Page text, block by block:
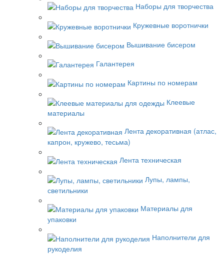
Наборы для творчества
Кружевные воротнички
Вышивание бисером
Галантерея
Картины по номерам
Клеевые
материалы
Лента декоративная (атлас,
капрон, кружево, тесьма)
Лента техническая
Лупы, лампы,
светильники
Материалы для
упаковки
Наполнители для
рукоделия